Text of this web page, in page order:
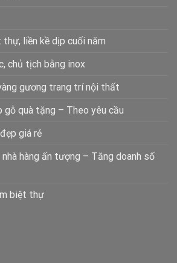
liền kề dịp cuối năm
chủ tịch bằng inox
gương trang trí nội thất
gỗ quà tặng – Theo yêu cầu
giá rẻ
hàng ấn tượng – Tăng doanh số
biệt thự